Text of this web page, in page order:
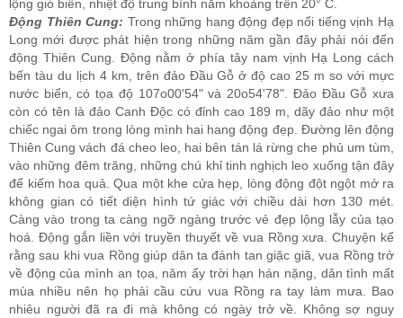
lộng gió biển, nhiệt độ trung bình năm khoảng trên 20° C.
Ðộng Thiên Cung: Trong những hang động đẹp nổi tiếng vịnh Hạ
Long mới được phát hiện trong những năm gần đây phải nói đến
động Thiên Cung. Ðộng nằm ở phía tây nam vịnh Hạ Long cách
bến tàu du lịch 4 km, trên đảo Ðầu Gỗ ở độ cao 25 m so với mực
nước biển, có tọa độ 107o00'54" và 20o54'78". Ðảo Ðầu Gỗ xưa
còn có tên là đảo Canh Ðộc có đỉnh cao 189 m, dãy đảo như một
chiếc ngai ôm trong lòng mình hai hang động đẹp. Ðường lên động
Thiên Cung vách đá cheo leo, hai bên tán lá rừng che phủ um tùm,
vào những đêm trăng, những chú khỉ tinh nghịch leo xuống tận đây
để kiếm hoa quả. Qua một khe cửa hẹp, lòng động đột ngột mở ra
không gian có tiết diện hình tứ giác với chiều dài hơn 130 mét.
Càng vào trong ta càng ngỡ ngàng trước vẻ đẹp lộng lẫy của tạo
hoá. Ðộng gắn liền với truyền thuyết về vua Rồng xưa. Chuyện kể
rằng sau khi vua Rồng giúp dân ta đánh tan giặc giã, vua Rồng trở
về động của mình an tọa, năm ấy trời hạn hán nặng, dân tình mất
mùa nhiều nên họ phải cầu cứu vua Rồng ra tay làm mưa. Bao
nhiêu người đã ra đi mà không có ngày trở về. Không sợ nguy